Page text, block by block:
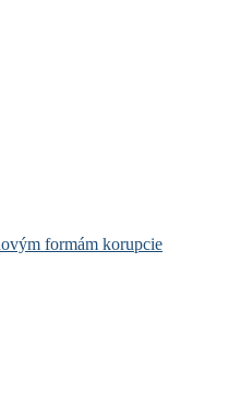
formám korupcie